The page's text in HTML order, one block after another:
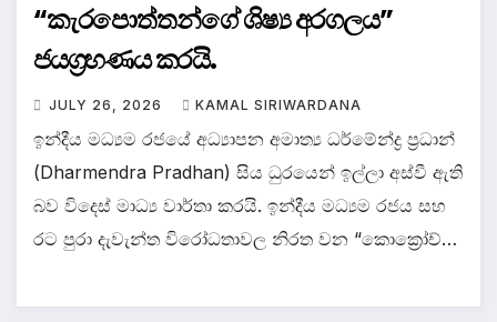
“කැරපොත්තන්ගේ ශිෂ්‍ය අරගලය”
ජයග්‍රහණය කරයි.
JULY 26, 2026 KAMAL SIRIWARDANA
ඉන්දීය මධ්‍යම රජයේ අධ්‍යාපන අමාත්‍ය ධර්මේන්ද්‍ර ප්‍රධාන්
(Dharmendra Pradhan) සිය ධුරයෙන් ඉල්ලා අස්වී ඇති
බව විදෙස් මාධ්‍ය වාර්තා කරයි. ඉන්දීය මධ්‍යම රජය සහ
රට පුරා දැවැන්ත විරෝධතාවල නිරත වන “කොක්‍රෝච්…